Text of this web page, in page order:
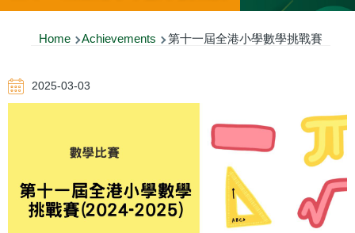
Breadcrumb
Home Achievements 第十一屆全港小學數學挑戰賽
2025-03-03